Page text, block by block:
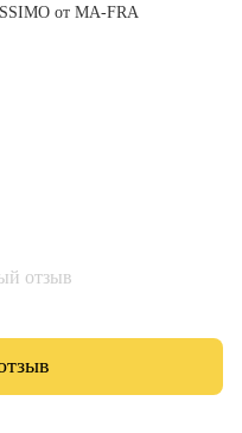
от MA-FRA
отзыв